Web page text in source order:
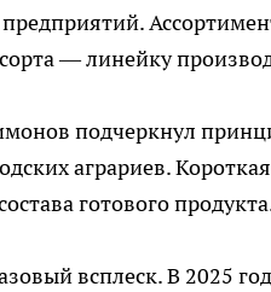
— линейку
подчеркнул
аграриев.
готового
всплеск. В 2025